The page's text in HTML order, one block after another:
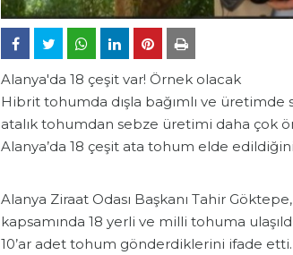
Alanya'da 18 çeşit var! Örnek olacak
Hibrit tohumda dışla bağımlı ve üretimde
atalık tohumdan sebze üretimi daha çok
Alanya’da 18 çeşit ata tohum elde
Alanya Ziraat Odası Başkanı Tahir
kapsamında 18 yerli ve milli tohuma
10’ar adet tohum gönderdiklerini ifade etti.